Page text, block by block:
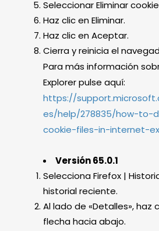
Seleccionar Eliminar
Haz clic en Eliminar.
Haz clic en Aceptar.
Cierra y reinicia el
Para más información
Explorer pulse aquí:
https://
es/help/278835/how-to-
cookie-files-in-internet-
Versión 65.0.1
Selecciona Firefox |
historial reciente.
Al lado de «Detalles», haz
flecha hacia abajo.